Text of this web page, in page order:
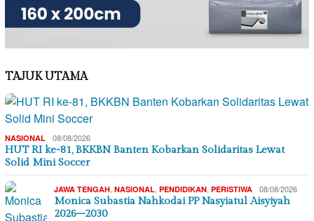
TAJUK UTAMA
NASIONAL 08/08/2026
HUT RI ke-81, BKKBN Banten Kobarkan Solidaritas Lewat
Solid Mini Soccer
JAWA TENGAH, NASIONAL, PENDIDIKAN, PERISTIWA 08/08/2026
Monica Subastia Nahkodai PP Nasyiatul Aisyiyah
2026–2030